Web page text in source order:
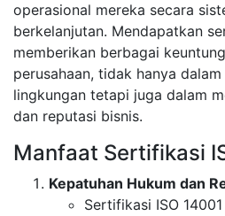
operasional mereka secara
berkelanjutan. Mendapatkan
memberikan berbagai
perusahaan, tidak hanya
lingkungan tetapi juga dalam
dan reputasi bisnis.
Manfaat Sertifikasi
Kepatuhan Hukum dan
Sertifikasi ISO